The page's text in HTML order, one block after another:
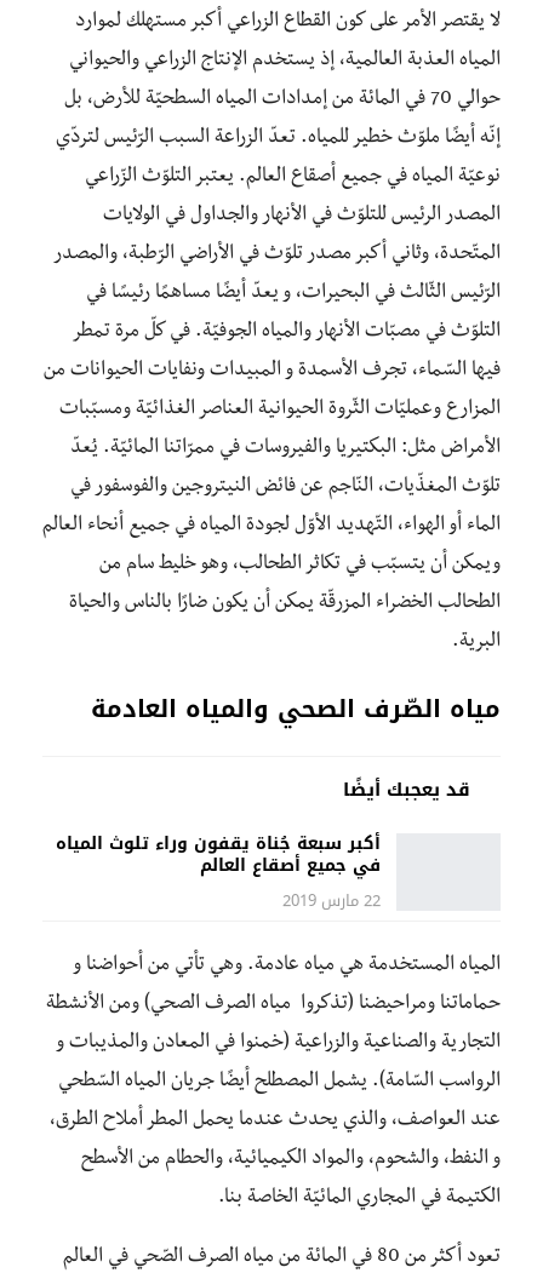
لا يقتصر الأمر على كون القطاع الزراعي أكبر مستهلك لموارد
المياه العذبة العالمية، إذ يستخدم الإنتاج الزراعي والحيواني
حوالي 70 في المائة من إمدادات المياه السطحيّة للأرض، بل
إنّه أيضًا ملوّث خطير للمياه. تعدّ الزراعة السبب الرّئيس لتردّي
نوعيّة المياه في جميع أصقاع العالم. يعتبر التلوّث الزّراعي
المصدر الرئيس للتلوّث في الأنهار والجداول في الولايات
المتّحدة، وثاني أكبر مصدر تلوّث في الأراضي الرّطبة، والمصدر
الرّئيس الثّالث في البحيرات، و يعدّ أيضًا مساهمًا رئيسًا في
التلوّث في مصبّات الأنهار والمياه الجوفيّة. في كلّ مرة تمطر
فيها السّماء، تجرف الأسمدة و المبيدات ونفايات الحيوانات من
المزارع وعمليّات الثّروة الحيوانية العناصر الغذائيّة ومسبّبات
الأمراض مثل: البكتيريا والفيروسات في ممرّاتنا المائيّة. يُعدّ
تلوّث المغذّيات، النّاجم عن فائض النيتروجين والفوسفور في
الماء أو الهواء، التّهديد الأوّل لجودة المياه في جميع أنحاء العالم
ويمكن أن يتسبّب في تكاثر الطحالب، وهو خليط سام من
الطحالب الخضراء المزرقّة يمكن أن يكون ضارًا بالناس والحياة
البرية.
مياه الصّرف الصحي والمياه العادمة
قد يعجبك أيضًا
أكبر سبعة جُناة يقفون وراء تلوث المياه
في جميع أصقاع العالم
22 مارس 2019
المياه المستخدمة هي مياه عادمة. وهي تأتي من أحواضنا و
حماماتنا ومراحيضنا (تذكروا مياه الصرف الصحي) ومن الأنشطة
التجارية والصناعية والزراعية (خمنوا في المعادن والمذيبات و
الرواسب السّامة). يشمل المصطلح أيضًا جريان المياه السّطحي
عند العواصف، والذي يحدث عندما يحمل المطر أملاح الطرق،
و النفط، والشحوم، والمواد الكيميائية، والحطام من الأسطح
الكتيمة في المجاري المائيّة الخاصة بنا.
تعود أكثر من 80 في المائة من مياه الصرف الصّحي في العالم